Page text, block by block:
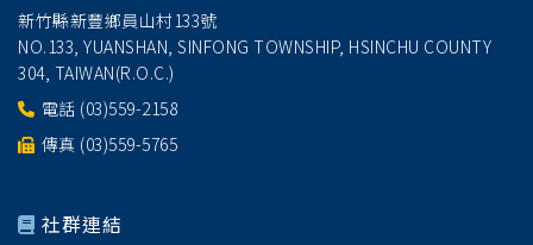
新竹縣新豐鄉員山村133號
NO.133, YUANSHAN, SINFONG TOWNSHIP, HSINCHU COUNTY
304, TAIWAN(R.O.C.)
電話 (03)559-2158
傳真 (03)559-5765
社群連結